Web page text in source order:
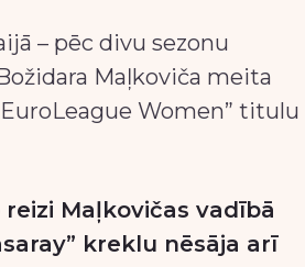
– pēc divu sezonu
Maļkoviča meita
Women” titulu
Maļkovičas vadībā
kreklu nēsāja arī